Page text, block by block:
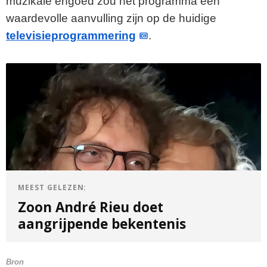
waardevolle aanvulling zijn op de huidige
televisieprogrammering
.
MEEST GELEZEN:
Zoon André Rieu doet
aangrijpende bekentenis
Bron